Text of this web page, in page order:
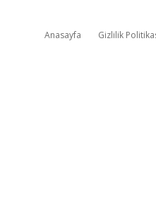
Anasayfa Gizlilik